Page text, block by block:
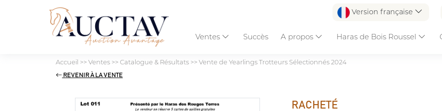
Version française
Ventes Succès A propos Haras de Bois Roussel
Accueil >>Ventes>>Catalogue & Résultats>>Vente de Yearlings Trotteurs Sélectionnés 2024
REVENIR À LA VENTE
RACHETÉ